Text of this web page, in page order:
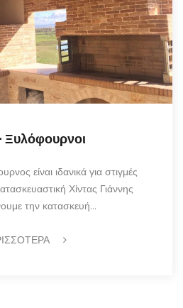
Ξυλόφουρνοι
είναι ιδανικά για στιγμές
Χίντας Γιάννης
την κατασκευή…